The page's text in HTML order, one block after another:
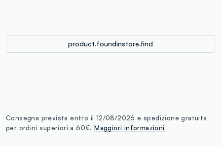
product.foundinstore.find
Consegna prevista entro il 12/08/2026 e spedizione gratuita
per ordini superiori a 60€.Maggiori informazioni